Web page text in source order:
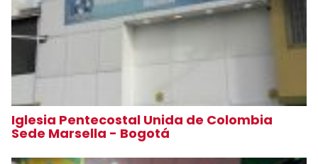
Iglesia Pentecostal Unida de Colombia
Sede Marsella - Bogotá